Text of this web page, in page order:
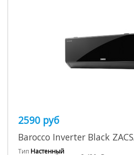
2590 руб
Barocco Inverter Black
Тип Настенный